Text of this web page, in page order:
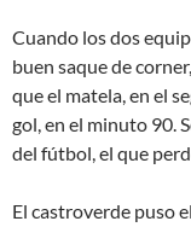
Cuando los dos
buen saque de
que el matela, en el
gol, en el minuto 90.
del fútbol, el que
El castroverde puso